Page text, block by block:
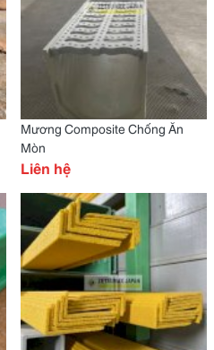
Mương Composite Chống Ăn
Mòn
Liên hệ